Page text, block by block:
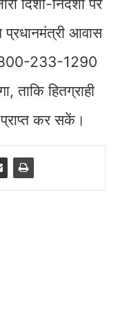
दिशा-निर्देशों पर
प्रधानमंत्री आवास
233-1290
ताकि हितग्राही
कर सकें।